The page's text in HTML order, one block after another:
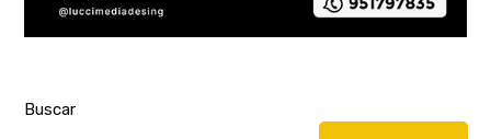
Buscar